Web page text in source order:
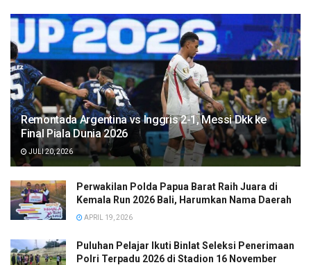
Remontada Argentina vs Inggris 2-1, Messi Dkk ke
Final Piala Dunia 2026
JULI 20, 2026
Perwakilan Polda Papua Barat Raih Juara di
Kemala Run 2026 Bali, Harumkan Nama Daerah
APRIL 19, 2026
Puluhan Pelajar Ikuti Binlat Seleksi Penerimaan
Polri Terpadu 2026 di Stadion 16 November